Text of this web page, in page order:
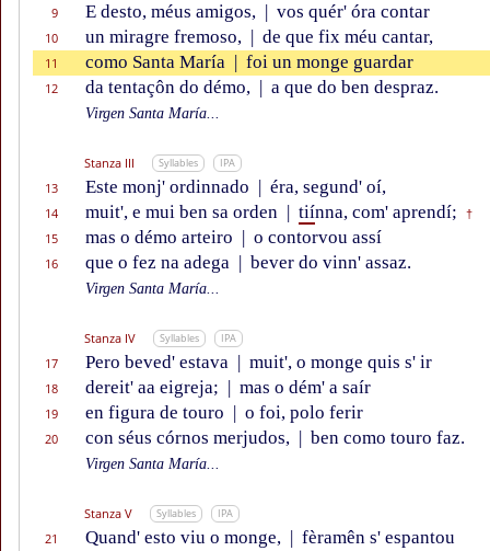
9 E desto, méus amigos, | vos quér' óra contar
10 un miragre fremoso, | de que fix méu cantar,
11 como Santa María | foi un monge guardar
12 da tentaçôn do démo, | a que do ben despraz.
Virgen Santa María...
Stanza III Syllables IPA
13 Este monj' ordinnado | éra, segund' oí,
14 muit', e mui ben sa orden | tiínna, com' aprendí; †
15 mas o démo arteiro | o contorvou assí
16 que o fez na adega | bever do vinn' assaz.
Virgen Santa María...
Stanza IV Syllables IPA
17 Pero beved' estava | muit', o monge quis s' ir
18 dereit' aa eigreja; | mas o dém' a saír
19 en figura de touro | o foi, polo ferir
20 con séus córnos merjudos, | ben como touro faz.
Virgen Santa María...
Stanza V Syllables IPA
21 Quand' esto viu o monge, | fèramên s' espantou